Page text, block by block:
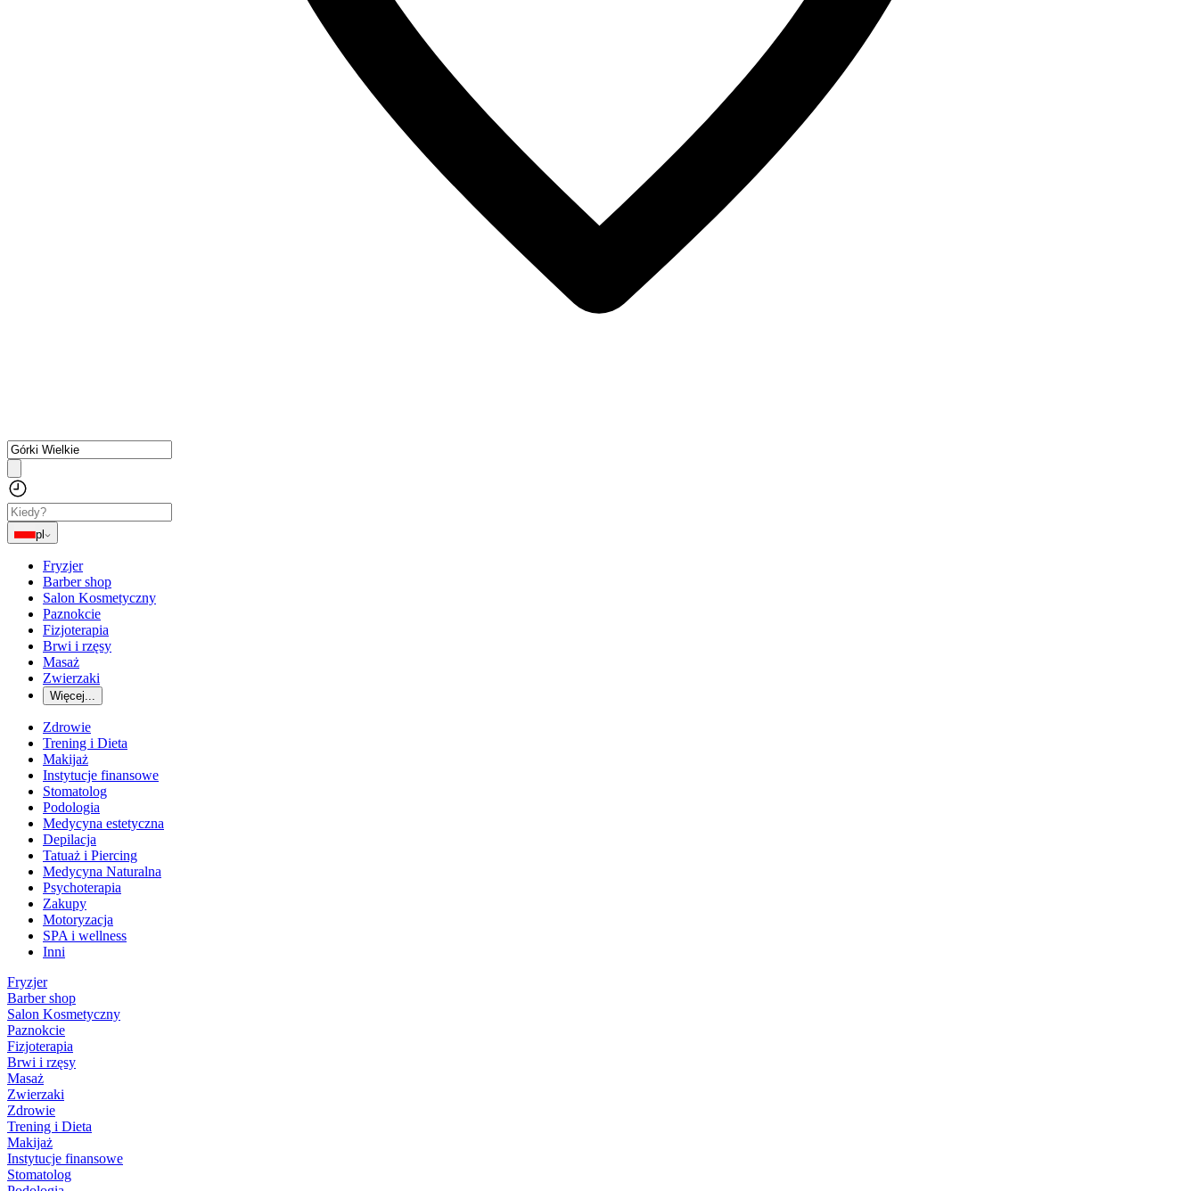
pl
Fryzjer
Barber shop
Salon Kosmetyczny
Paznokcie
Fizjoterapia
Brwi i rzęsy
Masaż
Zwierzaki
Więcej...
Zdrowie
Trening i Dieta
Makijaż
Instytucje finansowe
Stomatolog
Podologia
Medycyna estetyczna
Depilacja
Tatuaż i Piercing
Medycyna Naturalna
Psychoterapia
Zakupy
Motoryzacja
SPA i wellness
Inni
Fryzjer
Barber shop
Salon Kosmetyczny
Paznokcie
Fizjoterapia
Brwi i rzęsy
Masaż
Zwierzaki
Zdrowie
Trening i Dieta
Makijaż
Instytucje finansowe
Stomatolog